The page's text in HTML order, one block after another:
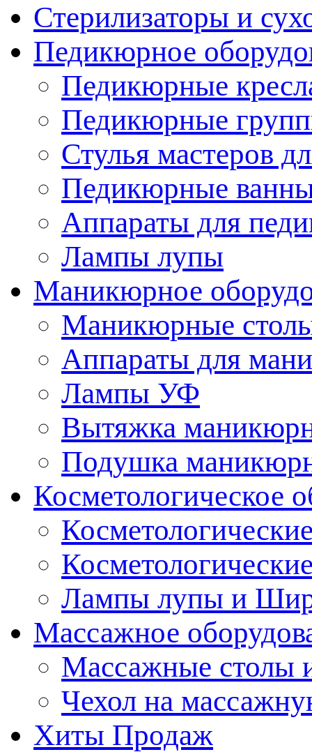
Стерилизаторы и
Педикюрное
Педикюрные
Педикюрные
Стулья мастеров
Педикюрные
Аппараты для
Лампы лупы
Маникюрное
Маникюрные
Аппараты для
Лампы УФ
Вытяжка
Подушка
Косметологическое
Лампы лупы и
Массажное
Массажные столы
Чехол на
Хиты Продаж